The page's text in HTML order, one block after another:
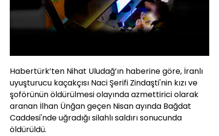
Habertürk’ten Nihat Uludağ’ın haberine göre, İranlı
uyuşturucu kaçakçısı Naci Şerifi Zindaşti'nin kızı ve
şoförünün öldürülmesi olayında azmettirici olarak
aranan İlhan Ünğan geçen Nisan ayında Bağdat
Caddesi'nde uğradığı silahlı saldırı sonucunda
öldürüldü.